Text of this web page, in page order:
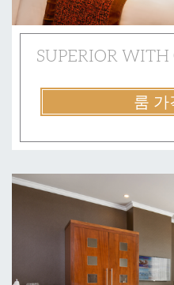
SUPERIOR
룸 가